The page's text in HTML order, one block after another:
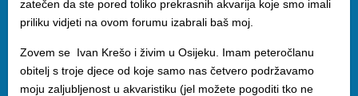
zatečen da ste pored toliko prekrasnih akvarija koje smo imali
priliku vidjeti na ovom forumu izabrali baš moj.
Zovem se Ivan Krešo i živim u Osijeku. Imam peteročlanu
obitelj s troje djece od koje samo nas četvero podržavamo
moju zaljubljenost u akvaristiku (jel možete pogoditi tko ne